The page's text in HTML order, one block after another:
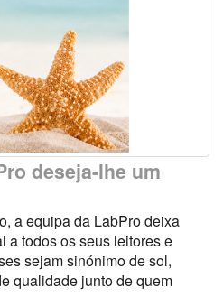
deseja-lhe um
a equipa da LabPro deixa
a todos os seus leitores e
sejam sinónimo de sol,
qualidade junto de quem